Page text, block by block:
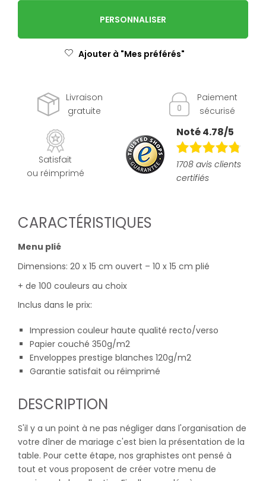
PERSONNALISER
Ajouter à "Mes préférés"
Livraison
gratuite
Paiement
sécurisé
Satisfait
ou réimprimé
Noté 4.78/5
1708 avis clients
certifiés
CARACTÉRISTIQUES
Menu plié
Dimensions: 20 x 15 cm ouvert – 10 x 15 cm plié
+ de 100 couleurs au choix
Inclus dans le prix:
Impression couleur haute qualité recto/verso
Papier couché 350g/m2
Enveloppes prestige blanches 120g/m2
Garantie satisfait ou réimprimé
DESCRIPTION
S'il y a un point à ne pas négliger dans l'organisation de
votre dîner de mariage c'est bien la présentation de la
table. Pour cette étape, nos graphistes ont pensé à
tout et vous proposent de créer votre menu de